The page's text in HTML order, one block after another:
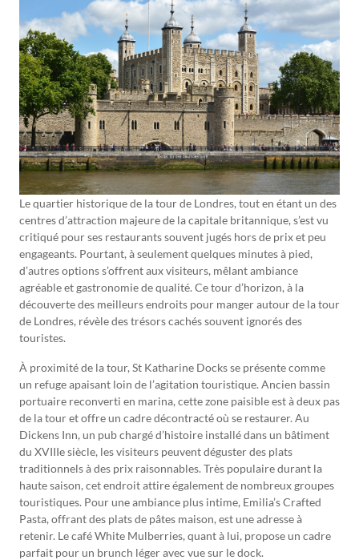
Le quartier historique de la tour de Londres, tout en étant un des
centres d’attraction majeure de la capitale britannique, s’est vu
critiqué pour ses restaurants souvent jugés hors de prix et peu
engageants. Pourtant, à seulement quelques minutes à pied,
d’autres options s’offrent aux visiteurs, mêlant ambiance
agréable et gastronomie de qualité. Ce tour d’horizon, à la
découverte des meilleurs endroits pour manger autour de la tour
de Londres, révèle des trésors cachés souvent ignorés des
touristes.
À proximité de la tour, St Katharine Docks se présente comme
un refuge apaisant loin de l’agitation touristique. Ancien bassin
portuaire reconverti en marina, cette zone paisible est à deux pas
de la tour et offre un cadre décontracté où se restaurer. Au
Dickens Inn, un pub chargé d’histoire installé dans un bâtiment
du XVIIIe siècle, les visiteurs peuvent déguster des plats
traditionnels à des prix raisonnables. Très populaire durant la
haute saison, cet endroit attire également de nombreux groupes
touristiques. Pour une ambiance plus intime, Emilia’s Crafted
Pasta, offrant des plats de pâtes maison, est une adresse à
retenir. Le café White Mulberries, quant à lui, propose un cadre
parfait pour un brunch léger avec vue sur le dock.